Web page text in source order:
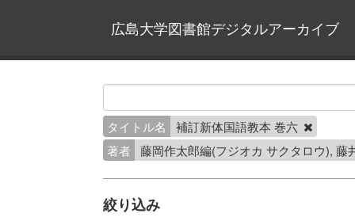
広島大学図書館デジタルアーカイブ
タイトル名
補訂新体国語教本 巻六
著者
藤岡作太郎編(フジオカ サクタロウ),
絞り込み